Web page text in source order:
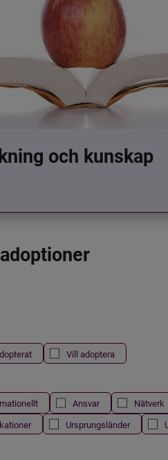
och kunskap
Vill adoptera
Ansvar Nätverk
Ursprungsländer